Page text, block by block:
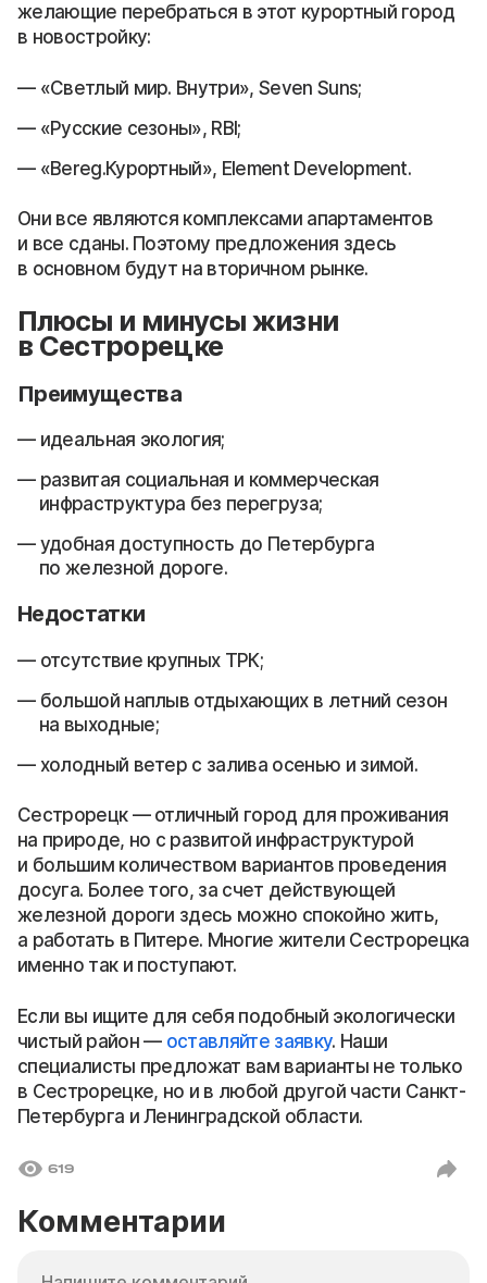
желающие перебраться в этот курортный город
в новостройку:
«Светлый мир. Внутри», Seven Suns;
«Русские сезоны», RBI;
«Bereg.Курортный», Element Development.
Они все являются комплексами апартаментов
и все сданы. Поэтому предложения здесь
в основном будут на вторичном рынке.
Плюсы и минусы жизни
в Сестрорецке
Преимущества
идеальная экология;
развитая социальная и коммерческая
инфраструктура без перегруза;
удобная доступность до Петербурга
по железной дороге.
Недостатки
отсутствие крупных ТРК;
большой наплыв отдыхающих в летний сезон
на выходные;
холодный ветер с залива осенью и зимой.
Сестрорецк — отличный город для проживания
на природе, но с развитой инфраструктурой
и большим количеством вариантов проведения
досуга. Более того, за счет действующей
железной дороги здесь можно спокойно жить,
а работать в Питере. Многие жители Сестрорецка
именно так и поступают.
Если вы ищите для себя подобный экологически
чистый район — оставляйте заявку. Наши
специалисты предложат вам варианты не только
в Сестрорецке, но и в любой другой части Санкт-
Петербурга и Ленинградской области.
619
Комментарии